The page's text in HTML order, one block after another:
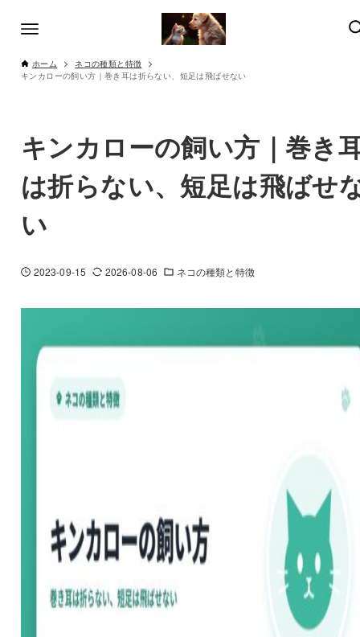
ホーム
ネコの種類と特徴
キンカローの飼い方｜巻き耳は折らない、短足は飛ばせない
キンカローの飼い方｜巻き
は折らない、短足は飛ばせ
い
2023-09-15 2026-08-06 ネコの種類と特徴